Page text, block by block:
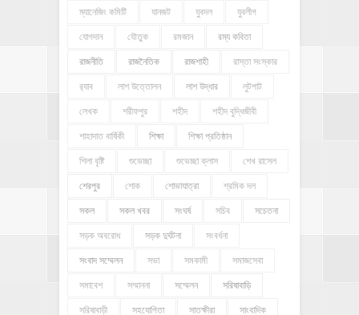
ম্যানেজিং কমিটি যানজট যুবদল যুবলীগ
যোগদান যৌতুক রমজান রম্য কবিতা
রাজনীতি রাজনৈতিক রাজশাহী রাস্তা সংস্কার
র‍্যাব লাশ উত্তোলন লাশ উদ্ধার লুটপাট
লেখক শরীফপুর শহীদ শহীদ বুদ্ধিজীবী
শাহাদাত বার্ষিকী শিক্ষা শিক্ষা প্রতিষ্ঠান
শিলা বৃষ্টি শুভেচ্ছা শুভেচ্ছা ক্লাস শেখ রাসেল
শেরপুর শোক শোভাযাত্রা শ্রমিক দল
সকল সকল খবর সংঘর্ষ সচিব সচেতনা
সড়ক অবরোধ সড়ক দুর্ঘটনা সংবর্ধনা
সংবাদ সম্মেলন সভা সমকামী সমাজসেবা
সমাবেশ সম্মাননা সম্মেলন সরিষাবাড়ি
সরিষাবাড়ী সহযোগিতা সাতক্ষীরা সাংবাদিক